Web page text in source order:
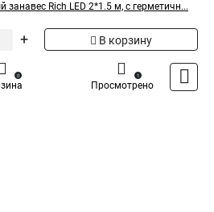
теплый
дождь
занавес Rich LED 2*1.5 м, с герметичн...
+ В корзину
0
Просмотрено
1